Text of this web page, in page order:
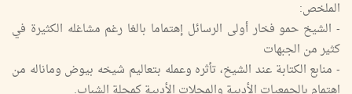
الملخص:
- الشيخ حمو فخار أولى الرسائل إهتماما بالغا رغم مشاغله الكثيرة في
كثير من الجبهات
- منابع الكتابة عند الشيخ، تأثره وعمله بتعاليم شيخه بيوض وماناله من